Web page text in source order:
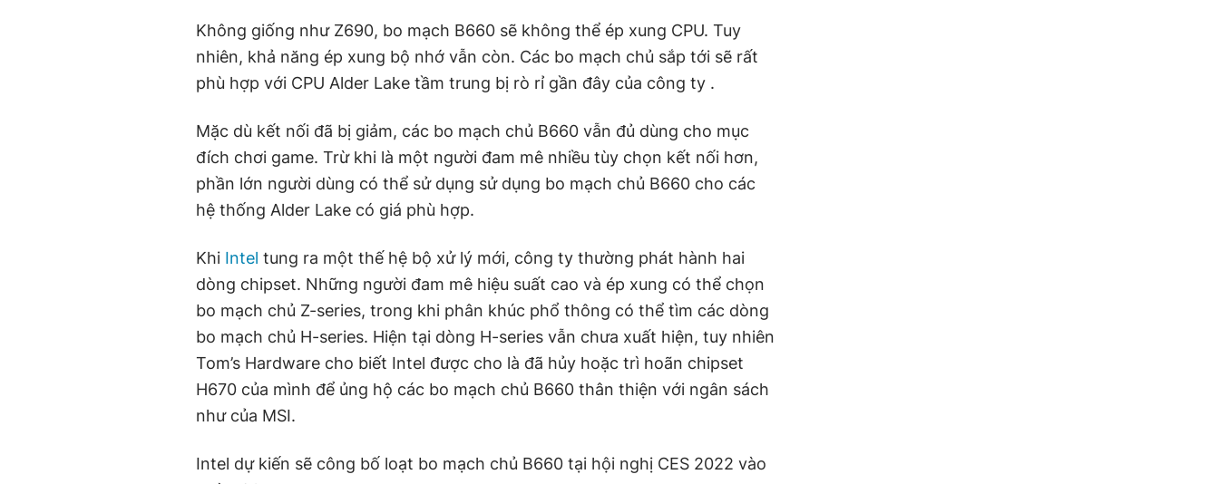
Không giống như Z690, bo mạch B660 sẽ không thể ép xung CPU. Tuy
nhiên, khả năng ép xung bộ nhớ vẫn còn. Các bo mạch chủ sắp tới sẽ rất
phù hợp với CPU Alder Lake tầm trung bị rò rỉ gần đây của công ty .
Mặc dù kết nối đã bị giảm, các bo mạch chủ B660 vẫn đủ dùng cho mục
đích chơi game. Trừ khi là một người đam mê nhiều tùy chọn kết nối hơn,
phần lớn người dùng có thể sử dụng sử dụng bo mạch chủ B660 cho các
hệ thống Alder Lake có giá phù hợp.
Khi Intel tung ra một thế hệ bộ xử lý mới, công ty thường phát hành hai
dòng chipset. Những người đam mê hiệu suất cao và ép xung có thể chọn
bo mạch chủ Z-series, trong khi phân khúc phổ thông có thể tìm các dòng
bo mạch chủ H-series. Hiện tại dòng H-series vẫn chưa xuất hiện, tuy nhiên
Tom’s Hardware cho biết Intel được cho là đã hủy hoặc trì hoãn chipset
H670 của mình để ủng hộ các bo mạch chủ B660 thân thiện với ngân sách
như của MSI.
Intel dự kiến ​​sẽ công bố loạt bo mạch chủ B660 tại hội nghị CES 2022 vào